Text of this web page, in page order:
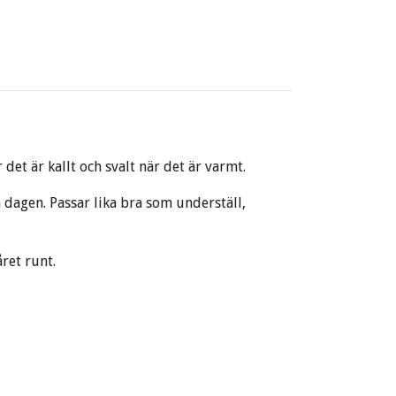
är kallt och svalt när det är varmt.
Passar lika bra som underställ,
runt.